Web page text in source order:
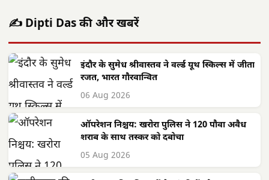
✍️ Dipti Das की और खबरें
इंदौर के सुमेध श्रीवास्तव ने वर्ल्ड यूथ स्किल्स में जीता
रजत, भारत गौरवान्वित
06 Aug 2026
ऑपरेशन निश्चय: खरोरा पुलिस ने 120 पौवा अवैध
शराब के साथ तस्कर को दबोचा
05 Aug 2026